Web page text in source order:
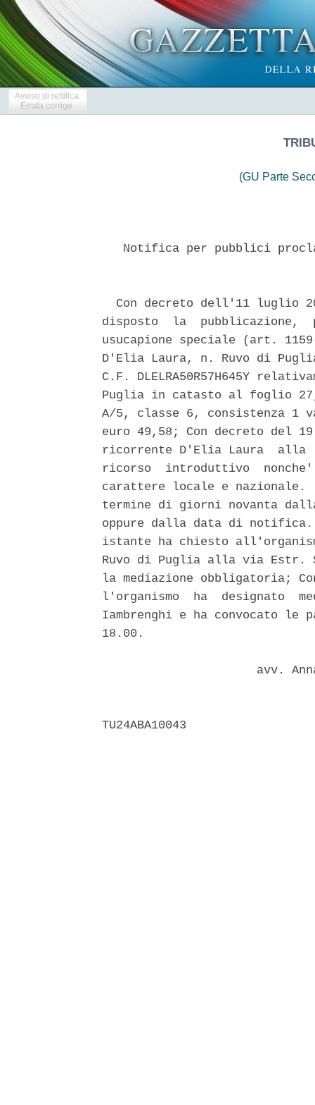
Avviso di rettifica
Errata corrige
(GU Parte
Notifica per pubblici
Con decreto dell'11 luglio
disposto  la
usucapione speciale (art.
D'Elia Laura, n. Ruvo di
C.F. DLELRA50R57H645Y
Puglia in catasto al foglio
A/5, classe 6, consistenza 1
euro 49,58; Con decreto del
ricorrente D'Elia Laura
ricorso  introduttivo
carattere locale e
termine di giorni novanta
oppure dalla data di notifica.
istante ha chiesto
Ruvo di Puglia alla via
la mediazione obbligatoria;
l'organismo  ha  designato
Iambrenghi e ha convocato le
18.00.
avv.